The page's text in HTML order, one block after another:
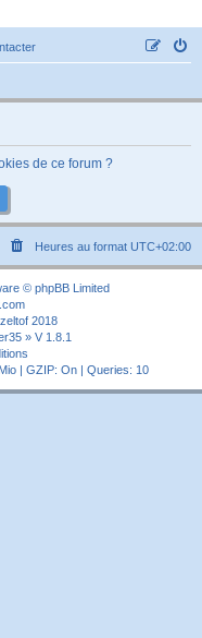
autos etc etc
de ce forum ?
Heures au format UTC+02:00
© phpBB Limited
2018
» V 1.8.1
| GZIP: On | Queries: 10